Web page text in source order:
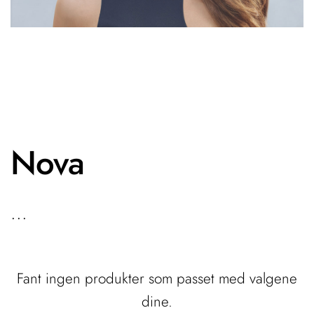
Nova
...
Fant ingen produkter som passet med valgene
dine.